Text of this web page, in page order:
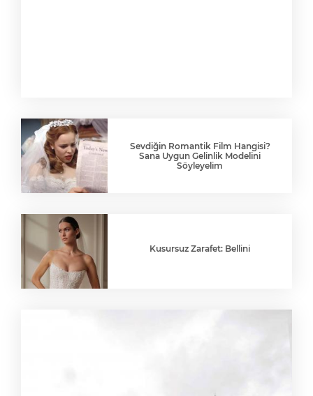
Sevdiğin Romantik Film Hangisi?
Sana Uygun Gelinlik Modelini
Söyleyelim
Kusursuz Zarafet: Bellini